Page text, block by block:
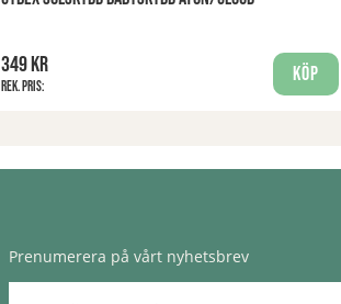
349 kr
Rek. pris:
Köp
Prenumerera på vårt nyhetsbrev